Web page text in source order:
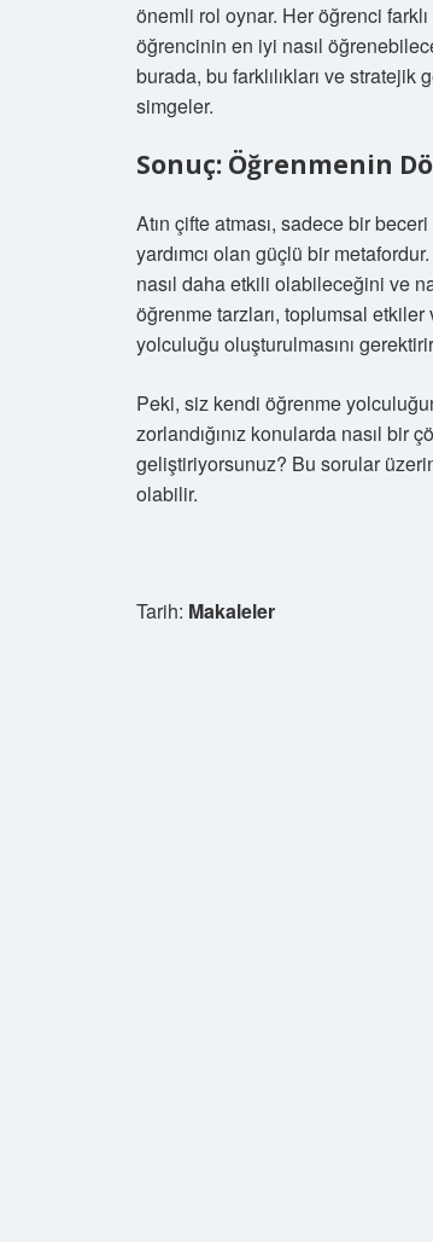
önemli rol oynar. Her öğrenci
öğrencinin en iyi nasıl
burada, bu farklılıkları ve
simgeler.
Sonuç: Öğrenmenin
Atın çifte atması, sadece bir
yardımcı olan güçlü bir
nasıl daha etkili olabileceğini ve
öğrenme tarzları, toplumsal
yolculuğu oluşturulmasını
Peki, siz kendi öğrenme
zorlandığınız konularda nasıl bir
geliştiriyorsunuz? Bu sorular
olabilir.
Tarih: Makaleler